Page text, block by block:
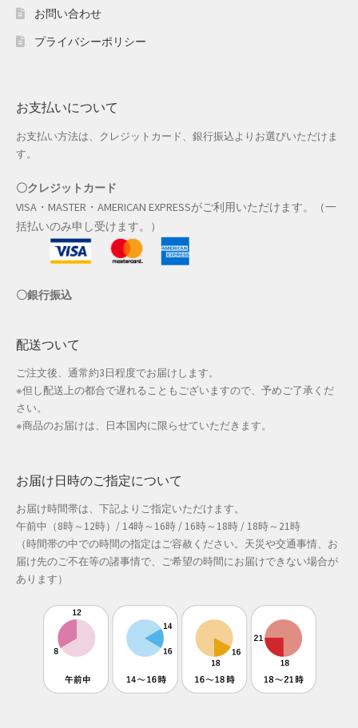
お問い合わせ
プライバシーポリシー
お支払いについて
お支払い方法は、クレジットカード、銀行振込よりお選びいただけま
す。
〇クレジットカード
VISA・MASTER・AMERICAN EXPRESSがご利用いただけます。（一
括払いのみ申し受けます。）
〇銀行振込
配送ついて
ご注文後、通常約3日程度でお届けします。
※但し配送上の都合で遅れることもございますので、予めご了承くだ
さい。
※商品のお届けは、日本国内に限らせていただきます。
お届け日時のご指定について
お届け時間帯は、下記よりご指定いただけます。
午前中（8時～12時）/ 14時～16時 / 16時～18時 / 18時～21時
（時間帯の中での時間の指定はご容赦ください。天災や交通事情、お
届け先のご不在等の諸事情で、ご希望の時間にお届けできない場合が
あります）